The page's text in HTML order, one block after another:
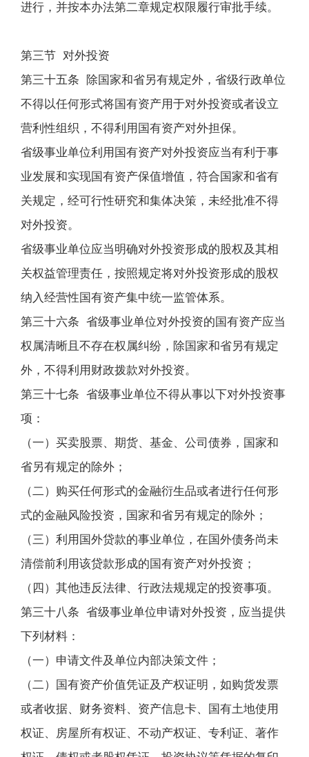
进行，并按本办法第二章规定权限履行审批手续。
第三节 对外投资
第三十五条 除国家和省另有规定外，省级行政单位
不得以任何形式将国有资产用于对外投资或者设立
营利性组织，不得利用国有资产对外担保。
省级事业单位利用国有资产对外投资应当有利于事
业发展和实现国有资产保值增值，符合国家和省有
关规定，经可行性研究和集体决策，未经批准不得
对外投资。
省级事业单位应当明确对外投资形成的股权及其相
关权益管理责任，按照规定将对外投资形成的股权
纳入经营性国有资产集中统一监管体系。
第三十六条 省级事业单位对外投资的国有资产应当
权属清晰且不存在权属纠纷，除国家和省另有规定
外，不得利用财政拨款对外投资。
第三十七条 省级事业单位不得从事以下对外投资事
项：
（一）买卖股票、期货、基金、公司债券，国家和
省另有规定的除外；
（二）购买任何形式的金融衍生品或者进行任何形
式的金融风险投资，国家和省另有规定的除外；
（三）利用国外贷款的事业单位，在国外债务尚未
清偿前利用该贷款形成的国有资产对外投资；
（四）其他违反法律、行政法规规定的投资事项。
第三十八条 省级事业单位申请对外投资，应当提供
下列材料：
（一）申请文件及单位内部决策文件；
（二）国有资产价值凭证及产权证明，如购货发票
或者收据、财务资料、资产信息卡、国有土地使用
权证、房屋所有权证、不动产权证、专利证、著作